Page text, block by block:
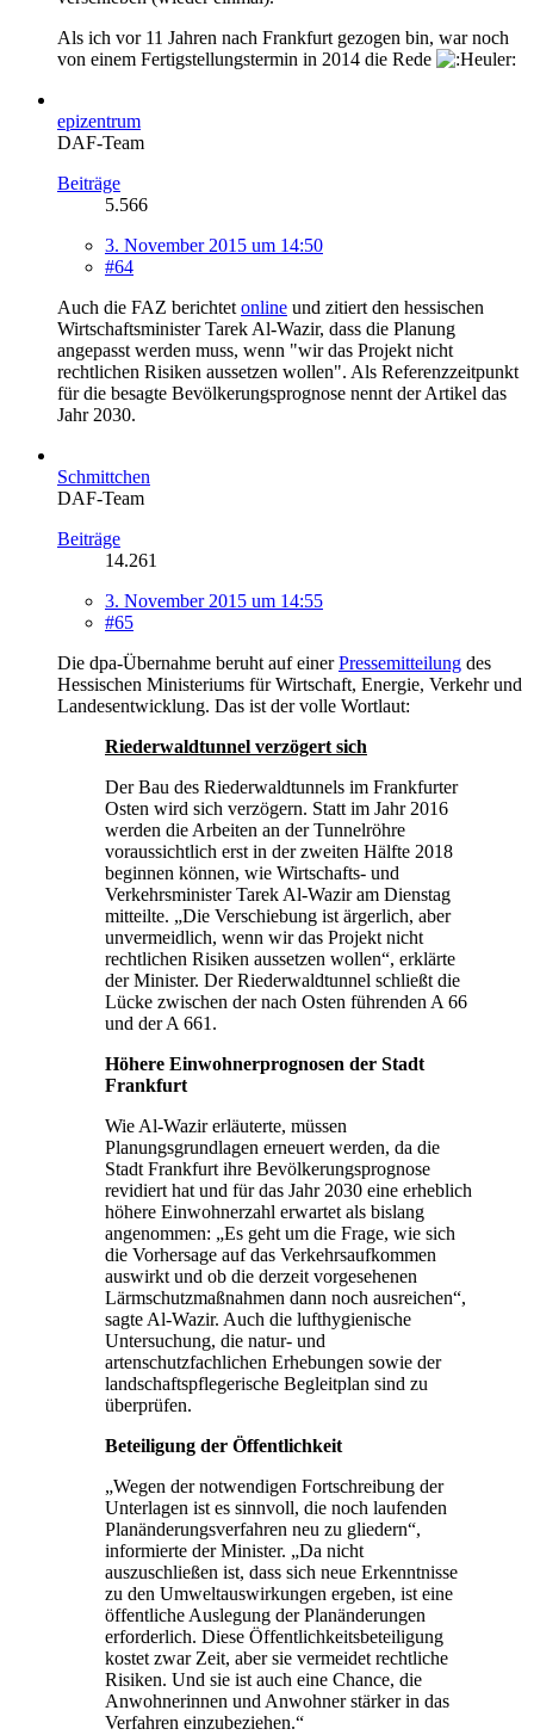
Als ich vor 11 Jahren nach Frankfurt gezogen bin, war noch
von einem Fertigstellungstermin in 2014 die Rede
epizentrum
DAF-Team
Beiträge
5.566
3. November 2015 um 14:50
#64
Auch die FAZ berichtet online und zitiert den hessischen
Wirtschaftsminister Tarek Al-Wazir, dass die Planung
angepasst werden muss, wenn "wir das Projekt nicht
rechtlichen Risiken aussetzen wollen". Als Referenzzeitpunkt
für die besagte Bevölkerungsprognose nennt der Artikel das
Jahr 2030.
Schmittchen
DAF-Team
Beiträge
14.261
3. November 2015 um 14:55
#65
Die dpa-Übernahme beruht auf einerPressemitteilung des
Hessischen Ministeriums für Wirtschaft, Energie, Verkehr und
Landesentwicklung. Das ist der volle Wortlaut:
Riederwaldtunnel verzögert sich
Der Bau des Riederwaldtunnels im Frankfurter
Osten wird sich verzögern. Statt im Jahr 2016
werden die Arbeiten an der Tunnelröhre
voraussichtlich erst in der zweiten Hälfte 2018
beginnen können, wie Wirtschafts- und
Verkehrsminister Tarek Al-Wazir am Dienstag
mitteilte. „Die Verschiebung ist ärgerlich, aber
unvermeidlich, wenn wir das Projekt nicht
rechtlichen Risiken aussetzen wollen“, erklärte
der Minister. Der Riederwaldtunnel schließt die
Lücke zwischen der nach Osten führenden A 66
und der A 661.
Höhere Einwohnerprognosen der Stadt
Frankfurt
Wie Al-Wazir erläuterte, müssen
Planungsgrundlagen erneuert werden, da die
Stadt Frankfurt ihre Bevölkerungsprognose
revidiert hat und für das Jahr 2030 eine erheblich
höhere Einwohnerzahl erwartet als bislang
angenommen: „Es geht um die Frage, wie sich
die Vorhersage auf das Verkehrsaufkommen
auswirkt und ob die derzeit vorgesehenen
Lärmschutzmaßnahmen dann noch ausreichen“,
sagte Al-Wazir. Auch die lufthygienische
Untersuchung, die natur- und
artenschutzfachlichen Erhebungen sowie der
landschaftspflegerische Begleitplan sind zu
überprüfen.
Beteiligung der Öffentlichkeit
„Wegen der notwendigen Fortschreibung der
Unterlagen ist es sinnvoll, die noch laufenden
Planänderungsverfahren neu zu gliedern“,
informierte der Minister. „Da nicht
auszuschließen ist, dass sich neue Erkenntnisse
zu den Umweltauswirkungen ergeben, ist eine
öffentliche Auslegung der Planänderungen
erforderlich. Diese Öffentlichkeitsbeteiligung
kostet zwar Zeit, aber sie vermeidet rechtliche
Risiken. Und sie ist auch eine Chance, die
Anwohnerinnen und Anwohner stärker in das
Verfahren einzubeziehen.“